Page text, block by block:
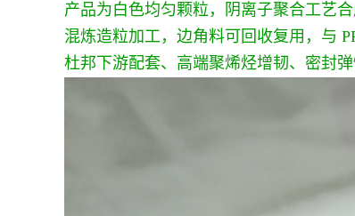
产品为白色均匀颗粒，阴离子聚合工艺
混炼造粒加工，边角料可回收复用，与
杜邦下游配套、高端聚烯烃增韧、密封弹